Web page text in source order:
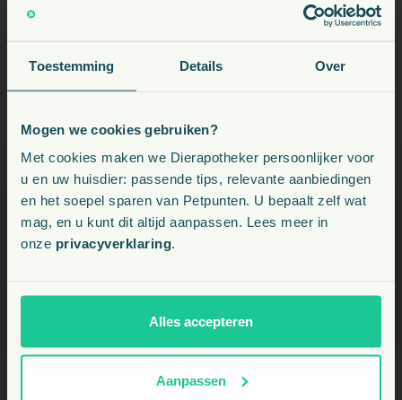
Toestemming Details Over
Mogen we cookies gebruiken?
Met cookies maken we Dierapotheker persoonlijker voor
u en uw huisdier: passende tips, relevante aanbiedingen
en het soepel sparen van Petpunten. U bepaalt zelf wat
mag, en u kunt dit altijd aanpassen. Lees meer in
onze privacyverklaring.
Alles accepteren
Aanpassen
Mijn paard staat al op een balancer. Is deze mix
kieskeurige eter?
Kies uw land: